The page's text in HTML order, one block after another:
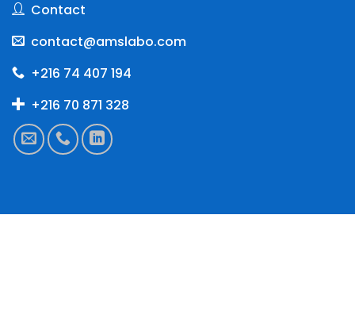
Contact
contact@amslabo.com
+216 74 407 194
+216 70 871 328